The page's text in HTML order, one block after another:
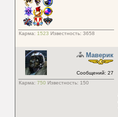
Карма: 1523 Известность: 3658
Маверик
Сообщений: 27
Карма: 750 Известность: 150